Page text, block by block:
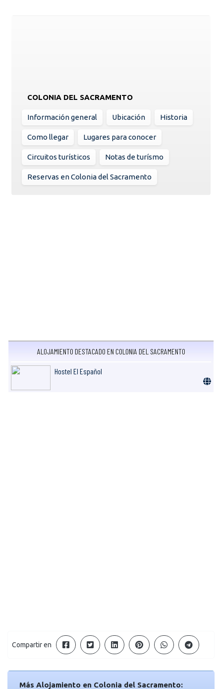
COLONIA DEL SACRAMENTO
Información general Ubicación Historia
Como llegar Lugares para conocer
Circuitos turísticos Notas de turísmo
Reservas en Colonia del Sacramento
ALOJAMIENTO DESTACADO EN COLONIA DEL SACRAMENTO
Hostel El Español
Compartir en
Más Alojamiento en Colonia del Sacramento: